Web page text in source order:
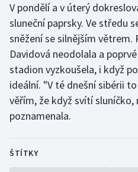
V pondělí a v úterý
sluneční paprsky. Ve středu
sněžení se silnějším
Davidová neodolala a
stadion vyzkoušela, i když
ideální. "V té dnešní sibérii
věřím, že když svítí sluníčko,
poznamenala.
ŠTÍTKY